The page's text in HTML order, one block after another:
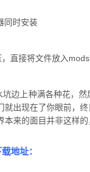
同时安装
直接将文件放入mods
边上种满各种花，
就出现在了你眼前，
本来的面目并非这样
地址：